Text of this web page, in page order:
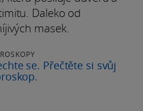
Daleko od
masek.
se. Přečtěte si svůj